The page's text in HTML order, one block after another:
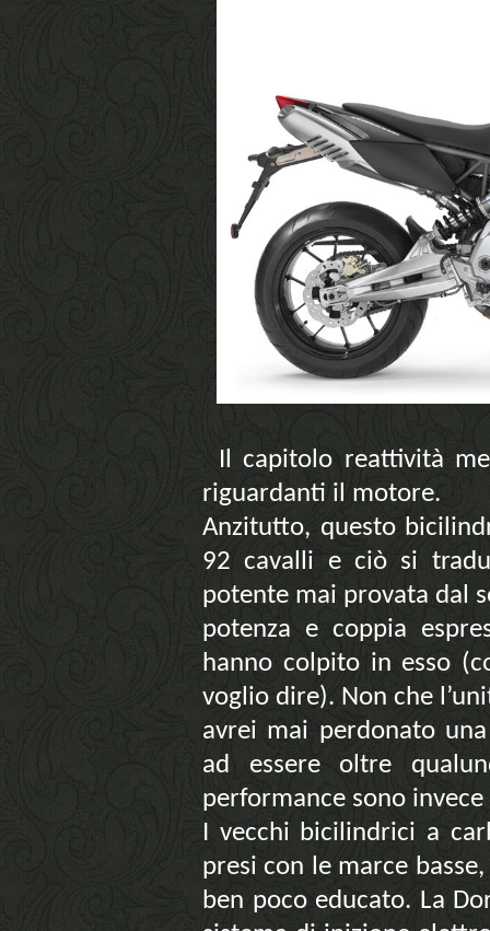
Il capitolo reattività
riguardanti il motore.
Anzitutto, questo
92 cavalli e ciò si
potente mai provata dal
potenza e coppia
hanno colpito in esso
voglio dire). Non che
avrei mai perdonato
ad essere oltre
performance sono
I vecchi bicilindrici a
presi con le marce
ben poco educato. La